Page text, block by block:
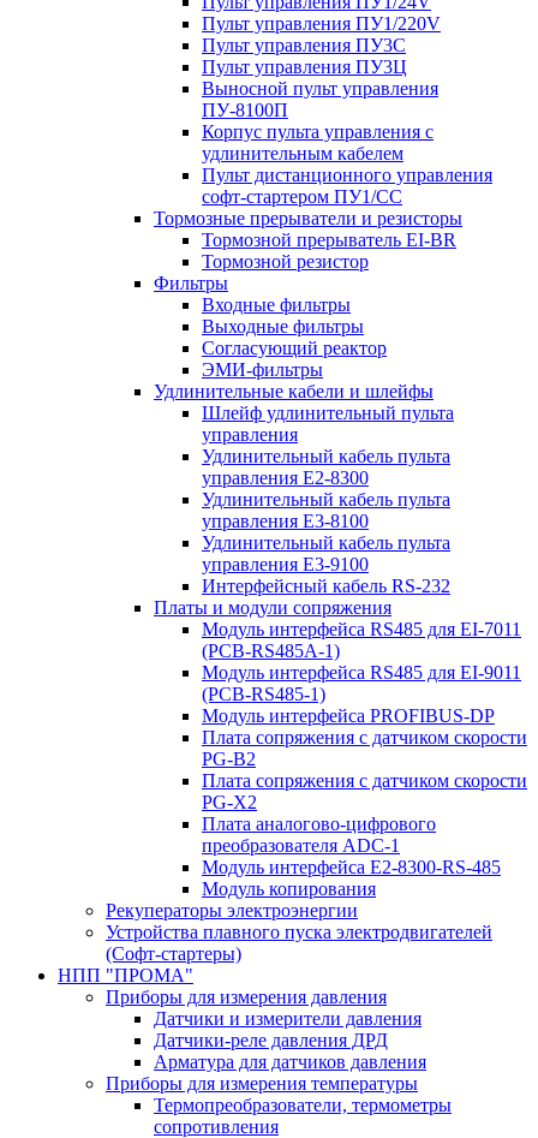
Пульт управления ПУ1/220V
Пульт управления ПУ3С
Пульт управления ПУ3Ц
Выносной пульт управления
ПУ-8100П
Корпус пульта управления с
удлинительным кабелем
Пульт дистанционного управления
софт-стартером ПУ1/СС
Тормозные прерыватели и резисторы
Тормозной прерыватель EI-BR
Тормозной резистор
Фильтры
Входные фильтры
Выходные фильтры
Согласующий реактор
ЭМИ-фильтры
Удлинительные кабели и шлейфы
Шлейф удлинительный пульта
управления
Удлинительный кабель пульта
управления Е2-8300
Удлинительный кабель пульта
управления Е3-8100
Удлинительный кабель пульта
управления Е3-9100
Интерфейсный кабель RS-232
Платы и модули сопряжения
Модуль интерфейса RS485 для EI-7011
(PCB-RS485A-1)
Модуль интерфейса RS485 для EI-9011
(PCB-RS485-1)
Модуль интерфейса PROFIBUS-DP
Плата сопряжения с датчиком скорости
PG-B2
Плата сопряжения с датчиком скорости
PG-X2
Плата аналогово-цифрового
преобразователя ADC-1
Модуль интерфейса Е2-8300-RS-485
Модуль копирования
Рекуператоры электроэнергии
Устройства плавного пуска электродвигателей
(Софт-стартеры)
НПП "ПРОМА"
Приборы для измерения давления
Датчики и измерители давления
Датчики-реле давления ДРД
Арматура для датчиков давления
Приборы для измерения температуры
Термопреобразователи, термометры
сопротивления